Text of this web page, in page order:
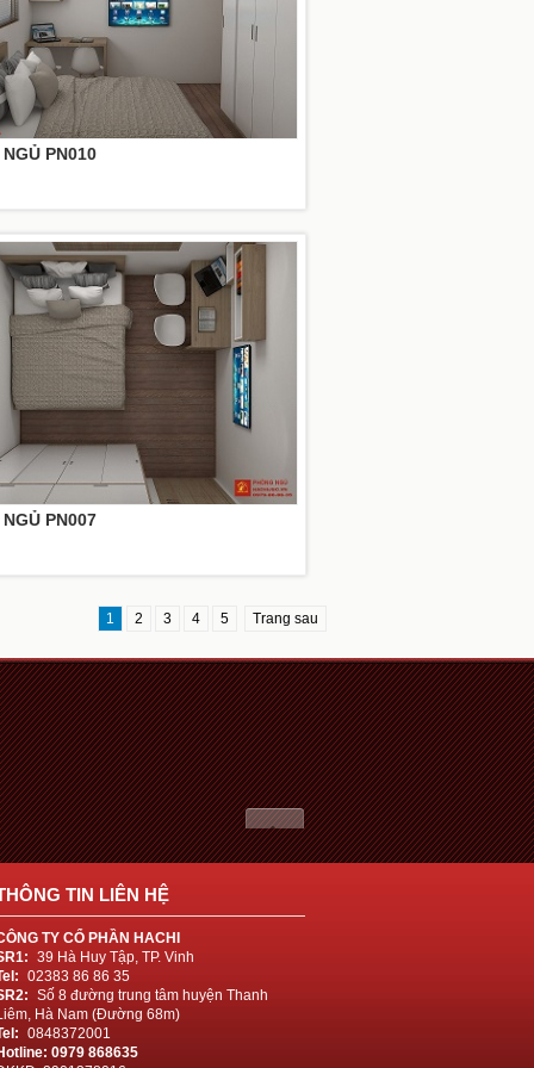
PN010
PN007
1 2 3 4 5 Trang sau
TIN LIÊN HỆ
TY CỔ PHẦN HACHI
39 Hà Huy Tập, TP. Vinh
02383 86 86 35
Số 8 đường trung tâm huyện Thanh
Hà Nam (Đường 68m)
0848372001
0979 868635